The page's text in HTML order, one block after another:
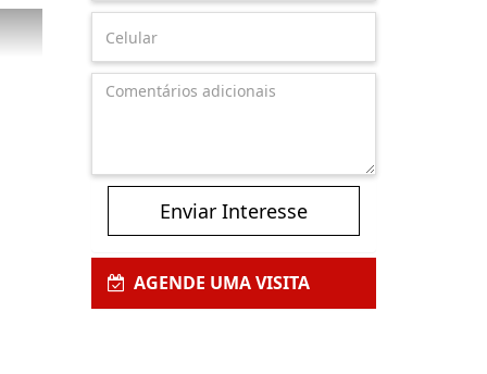
Enviar Interesse
AGENDE UMA VISITA